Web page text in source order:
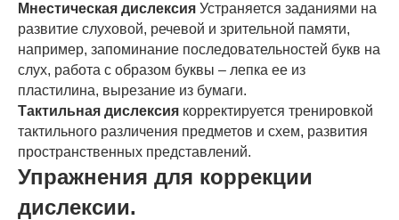
Мнестическая дислексия Устраняется заданиями на
развитие слуховой, речевой и зрительной памяти,
например, запоминание последовательностей букв на
слух, работа с образом буквы – лепка ее из
пластилина, вырезание из бумаги.
Тактильная дислексия корректируется тренировкой
тактильного различения предметов и схем, развития
пространственных представлений.
Упражнения для коррекции
дислексии.